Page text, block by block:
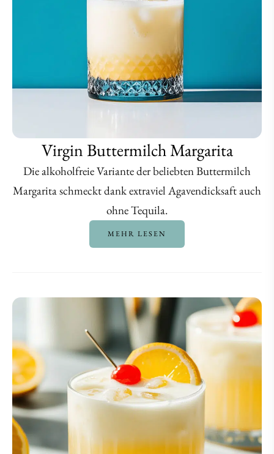
Virgin Buttermilch Margarita
Die alkoholfreie Variante der beliebten Buttermilch
Margarita schmeckt dank extraviel Agavendicksaft auch
ohne Tequila.
MEHR LESEN